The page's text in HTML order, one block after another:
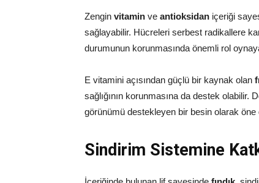
Zengin vitamin ve antioksidan içeriği
sağlayabilir. Hücreleri serbest radikallere
durumunun korunmasında önemli rol
E vitamini açısından güçlü bir kaynak olan
sağlığının korunmasına da destek olabilir.
görünümü destekleyen bir besin olarak öne
Sindirim Sistemine